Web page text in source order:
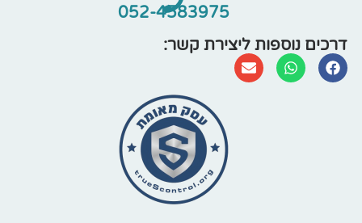
052-4583975
דרכים נוספות ליצירת קשר: